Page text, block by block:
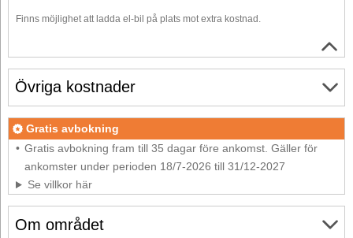
Finns möjlighet att ladda el-bil på plats mot extra kostnad.
Om området
Övriga kostnader
Gratis avbokning
Gratis avbokning fram till 35 dagar före ankomst. Gäller för
ankomster under perioden 18/7-2026 till 31/12-2027
Se villkor här